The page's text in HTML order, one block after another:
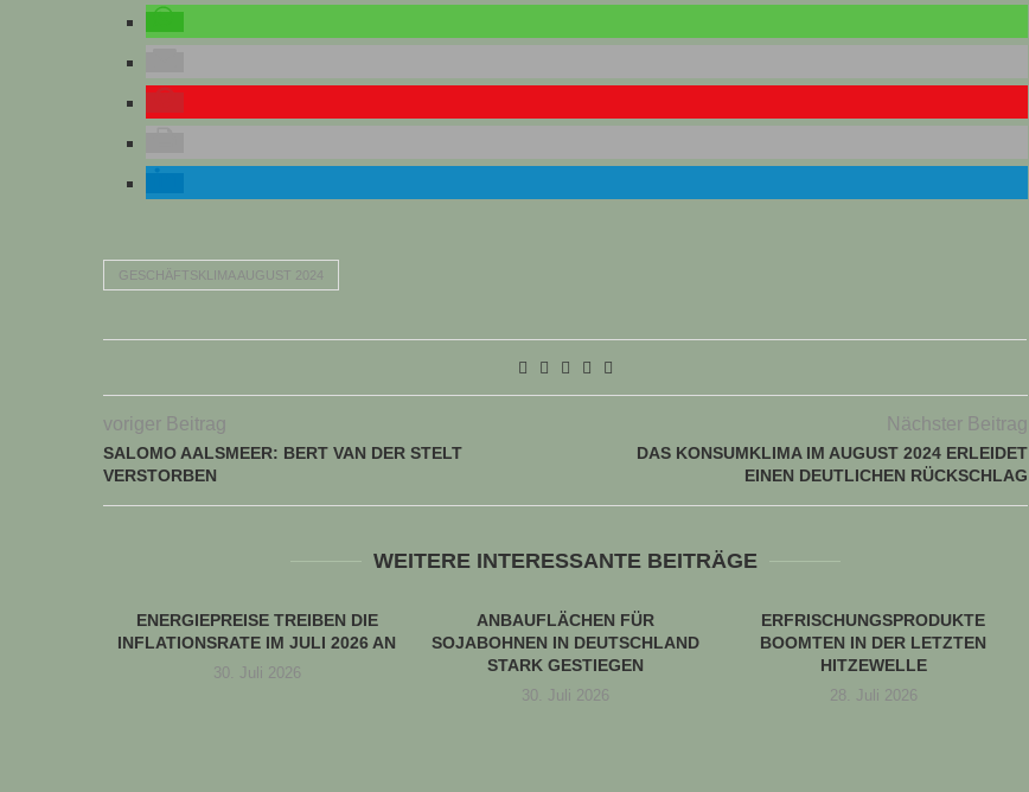
GESCHÄFTSKLIMA AUGUST 2024
voriger Beitrag
SALOMO AALSMEER: BERT VAN DER STELT
VERSTORBEN
Nächster Beitrag
DAS KONSUMKLIMA IM AUGUST 2024 ERLEIDET
EINEN DEUTLICHEN RÜCKSCHLAG
WEITERE INTERESSANTE BEITRÄGE
ENERGIEPREISE TREIBEN DIE
INFLATIONSRATE IM JULI 2026 AN
30. Juli 2026
ANBAUFLÄCHEN FÜR
SOJABOHNEN IN DEUTSCHLAND
STARK GESTIEGEN
30. Juli 2026
ERFRISCHUNGSPRODUKTE
BOOMTEN IN DER LETZTEN
HITZEWELLE
28. Juli 2026